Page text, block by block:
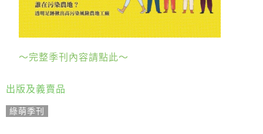
綠盟觀點
工作側記
出版及義賣品
～完整季刊內容請點此～
出版及義賣品
綠萌季刊